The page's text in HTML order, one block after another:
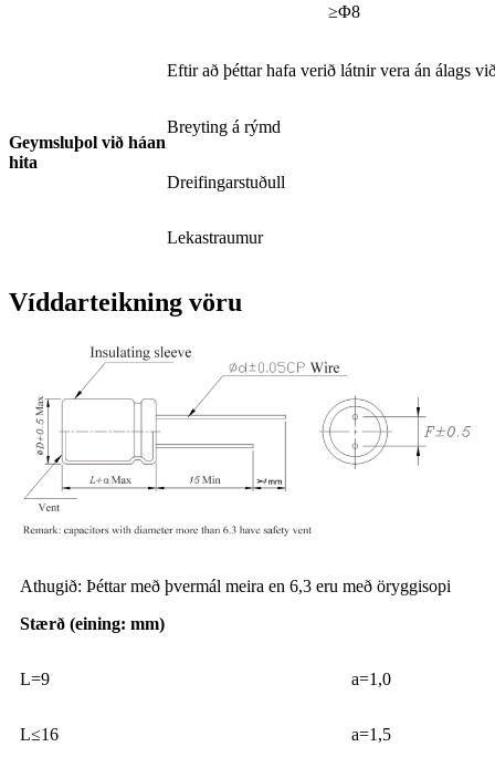
≥Φ8
Geymsluþol við háan
hita
Eftir að þéttar hafa verið látnir vera án
Breyting á rýmd
Dreifingarstuðull
Lekastraumur
Víddarteikning vöru
Athugið: Þéttar með þvermál meira en 6,3 eru með öryggisopi
Stærð (eining: mm)
L=9 a=1,0
L≤16 a=1,5